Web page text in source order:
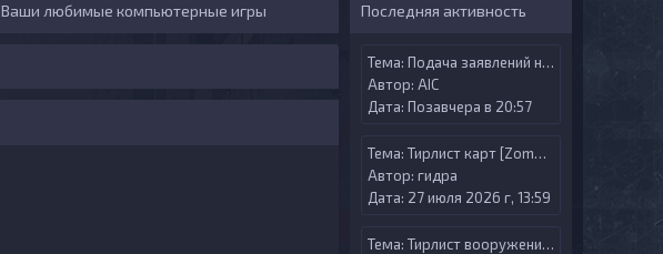
Ваши любимые компьютерные игры Последняя активность
Тема: Подача заявлений на Админ меню
Автор: AIС
Дата: Позавчера в 20:57
Тема: Тирлист карт [Zombie Riot]
Автор: гидра
Дата: 27 июля 2026 г, 13:59
Тема: Тирлист вооружения [Zombie Riot Versus]